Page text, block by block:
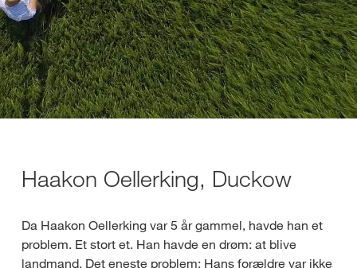
Haakon Oellerking, Duckow
Da Haakon Oellerking var 5 år gammel, havde han et
problem. Et stort et. Han havde en drøm: at blive
landmand. Det eneste problem: Hans forældre var ikke